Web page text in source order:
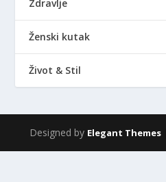
Zdravlje
Ženski kutak
Život & Stil
Designed by Elegant Themes